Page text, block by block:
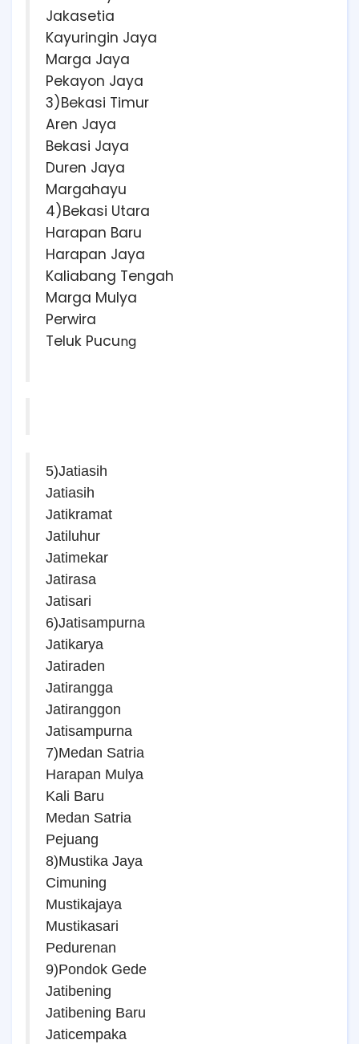
Jakasetia
Kayuringin Jaya
Marga Jaya
Pekayon Jaya
3)Bekasi Timur
Aren Jaya
Bekasi Jaya
Duren Jaya
Margahayu
4)Bekasi Utara
Harapan Baru
Harapan Jaya
Kaliabang Tengah
Marga Mulya
Perwira
Teluk Pucung
5)Jatiasih
Jatiasih
Jatikramat
Jatiluhur
Jatimekar
Jatirasa
Jatisari
6)Jatisampurna
Jatikarya
Jatiraden
Jatirangga
Jatiranggon
Jatisampurna
7)Medan Satria
Harapan Mulya
Kali Baru
Medan Satria
Pejuang
8)Mustika Jaya
Cimuning
Mustikajaya
Mustikasari
Pedurenan
9)Pondok Gede
Jatibening
Jatibening Baru
Jaticempaka